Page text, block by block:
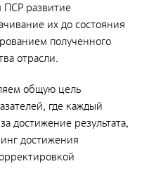
ПСР развитие
их до состояния
полученного
отрасли.
общую цель
где каждый
достижение результата,
достижения
с
с